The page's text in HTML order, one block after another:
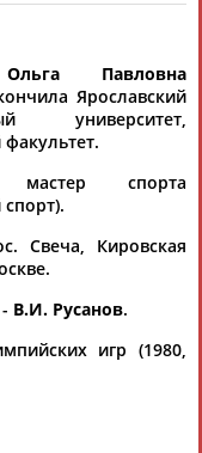
поиск
документов
Павловна
Ярославский
университет,
мастер спорта
Свеча, Кировская
В.И. Русанов.
игр (1980,